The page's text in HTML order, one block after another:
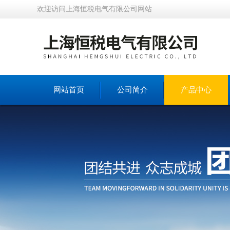
欢迎访问上海恒税电气有限公司网站
网站首页 公司简介 产品中心